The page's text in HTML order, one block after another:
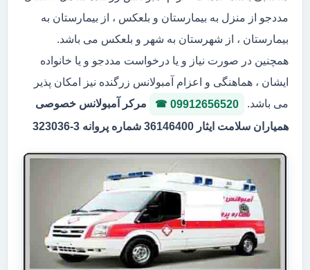
مددجو از منزل به بیمارستان و بلعکس ، از بیمارستان به
بیمارستان ، از شهرستان به شهر و بلعکس می باشد.
همچنین در صورت نیاز و یا درخواست مددجو و یا خانواده
ایشان ، هماهنگی و اعزام آمبولانس زرگنده نیز امکان پذیر
می باشد.
09912656520
مرکر آمبولانس خصوصی
همیاران سلامت ایثار 36146400 شماره پروانه 3-323036